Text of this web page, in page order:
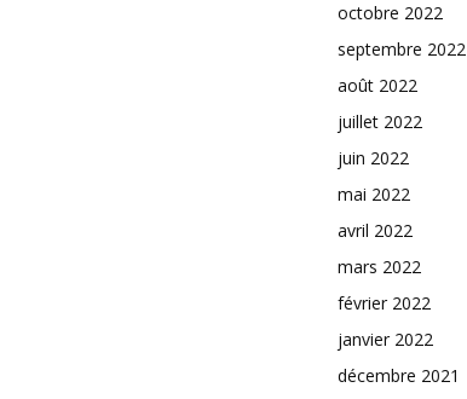
octobre 2022
septembre 2022
août 2022
juillet 2022
juin 2022
mai 2022
avril 2022
mars 2022
février 2022
janvier 2022
décembre 2021